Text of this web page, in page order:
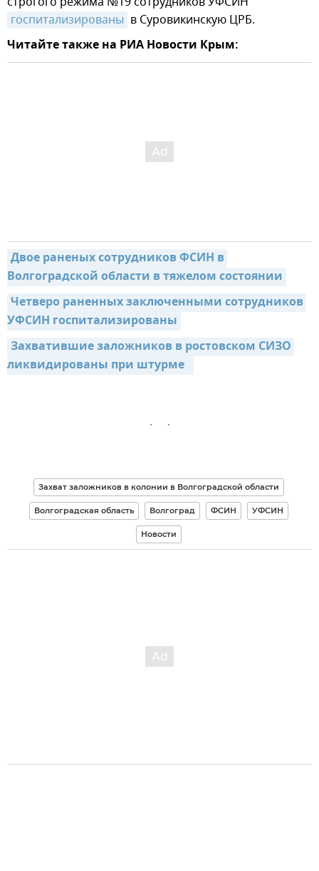
госпитализированы в Суровикинскую ЦРБ.
Читайте также на РИА Новости Крым:
Двое раненых сотрудников ФСИН в
Волгоградской области в тяжелом состоянии
Четверо раненных заключенными сотрудников
УФСИН госпитализированы
Захватившие заложников в ростовском СИЗО
ликвидированы при штурме
Захват заложников в колонии в Волгоградской области
Волгоградская область Волгоград ФСИН УФСИН
Новости